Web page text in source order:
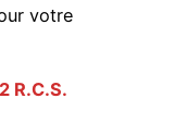
votre
R.C.S.